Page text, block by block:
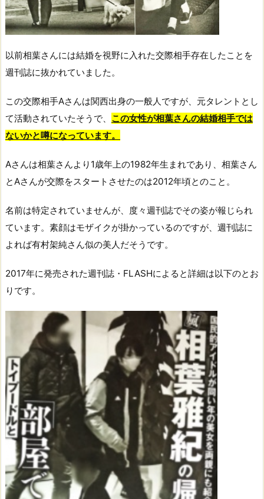
以前相葉さんには結婚を視野に入れた交際相手存在したことを
週刊誌に抜かれていました。
この交際相手Aさんは関西出身の一般人ですが、元タレントとし
て活動されていたそうで、 この女性が相葉さんの結婚相手では
ないかと噂になっています。
Aさんは相葉さんより1歳年上の1982年生まれであり、相葉さん
とAさんが交際をスタートさせたのは2012年頃とのこと。
名前は特定されていませんが、度々週刊誌でその姿が報じられ
ています。素顔はモザイクが掛かっているのですが、週刊誌に
よれば有村架純さん似の美人だそうです。
2017年に発売された週刊誌・FLASHによると詳細は以下のとお
りです。